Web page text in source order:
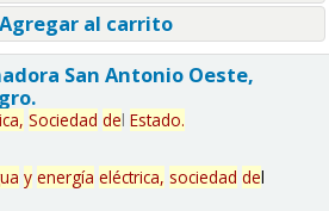
al carrito
San Antonio Oeste,
Sociedad del Estado.
y energía eléctrica, sociedad del